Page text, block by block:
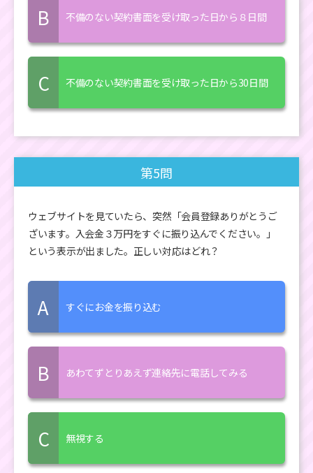
B 不備のない契約書面を受け取った日から８日間
C 不備のない契約書面を受け取った日から30日間
第5問
ウェブサイトを見ていたら、突然「会員登録ありがとうご
ざいます。入会金３万円をすぐに振り込んでください。」
という表示が出ました。正しい対応はどれ？
A すぐにお金を振り込む
B あわてずとりあえず連絡先に電話してみる
C 無視する